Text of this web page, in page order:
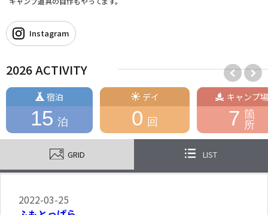
Instagram
2026 ACTIVITY
宿泊
15 泊
デイ
0 回
キャンプ場
7 箇
所
GRID LIST
2022-03-25